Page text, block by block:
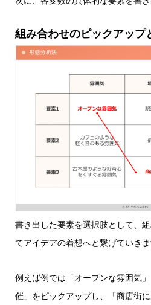
組み合わせのピックアップ
書き出した要素を選択肢として、
てアイデアの着想へと繋げていきま
例えば例では「オープンな雰囲気
催」をピックアップし、「商店街